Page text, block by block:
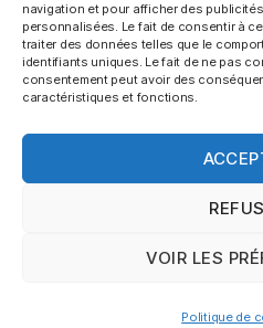
navigation et pour afficher des
personnalisées. Le fait de consentir à
traiter des données telles que le
identifiants uniques. Le fait de ne pas
consentement peut avoir des
caractéristiques et fonctions.
VOIR LES
Politique de
Site web